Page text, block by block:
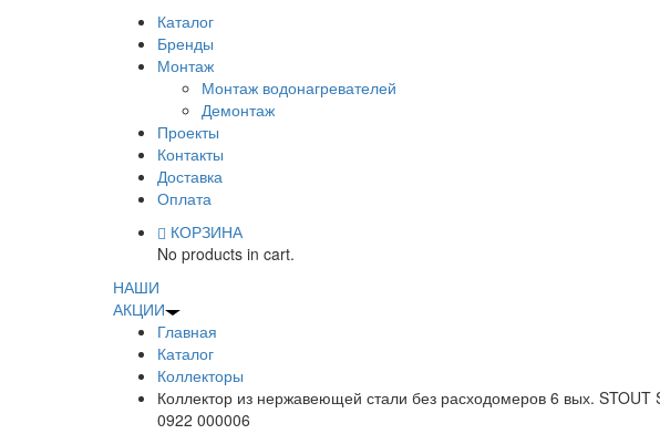
Каталог
Бренды
Монтаж
Монтаж водонагревателей
Демонтаж
Проекты
Контакты
Доставка
Оплата
КОРЗИНА
No products in cart.
НАШИ
АКЦИИ
Главная
Каталог
Коллекторы
Коллектор из нержавеющей стали без расходомеров 6 вых. STOUT
0922 000006